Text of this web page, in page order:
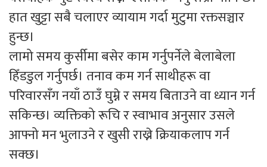
हात खुट्टा सबै चलाएर व्यायाम गर्दा मुटुमा रक्तसञ्चार
हुन्छ।
लामो समय कुर्सीमा बसेर काम गर्नुपर्नेले बेलाबेला
हिँडडुल गर्नुपर्छ। तनाव कम गर्न साथीहरू वा
परिवारसँग नयाँ ठाउँ घुम्ने र समय बिताउने वा ध्यान गर्न
सकिन्छ। व्यक्तिको रूचि र स्वाभाव अनुसार उसले
आफ्नो मन भुलाउने र खुसी राख्ने क्रियाकलाप गर्न
सक्छ।